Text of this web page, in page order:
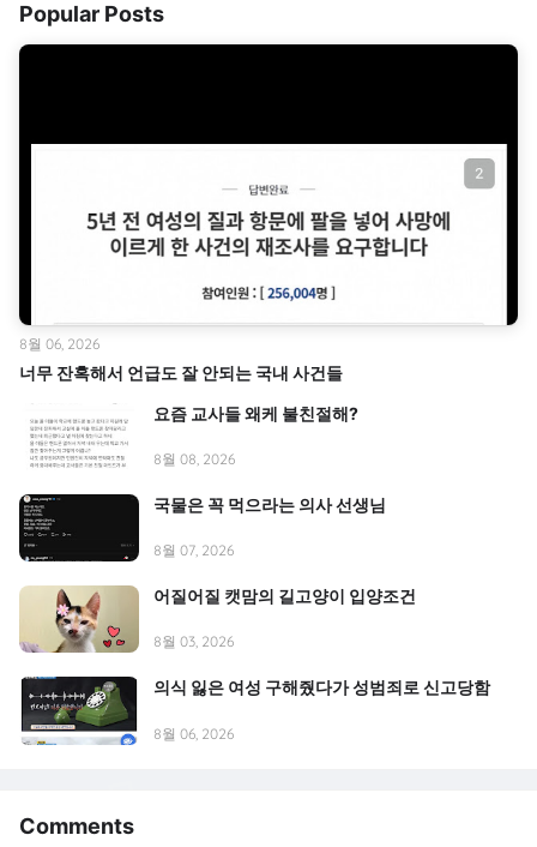
Popular Posts
너무 잔혹해서 언급도 잘 안되는 국내 사건들
8월 06, 2026
요즘 교사들 왜케 불친절해?
8월 08, 2026
국물은 꼭 먹으라는 의사 선생님
8월 07, 2026
어질어질 캣맘의 길고양이 입양조건
8월 03, 2026
의식 잃은 여성 구해줬다가 성범죄로 신고당함
8월 06, 2026
Comments